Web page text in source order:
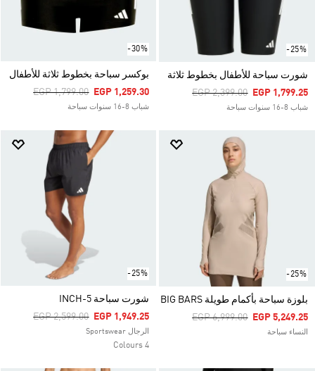
-25%
شورت سباحة للأطفال بخطوط ثلاثة
Price Reduced From
EGP 2,399.00ToEGP 1,799.25
شباب 8-16 سنوات سباحة
-30%
بوكسر سباحة بخطوط ثلاثة للأطفال
Price Reduced From
EGP 1,799.00ToEGP 1,259.30
شباب 8-16 سنوات سباحة
-25%
بلوزة سباحة بأكمام طويلة BIG BARS
Price Reduced From
EGP 6,999.00ToEGP 5,249.25
النساء سباحة
-25%
شورت سباحة 5-INCH
Price Reduced From
EGP 2,599.00ToEGP 1,949.25
الرجال Sportswear
4 Colours